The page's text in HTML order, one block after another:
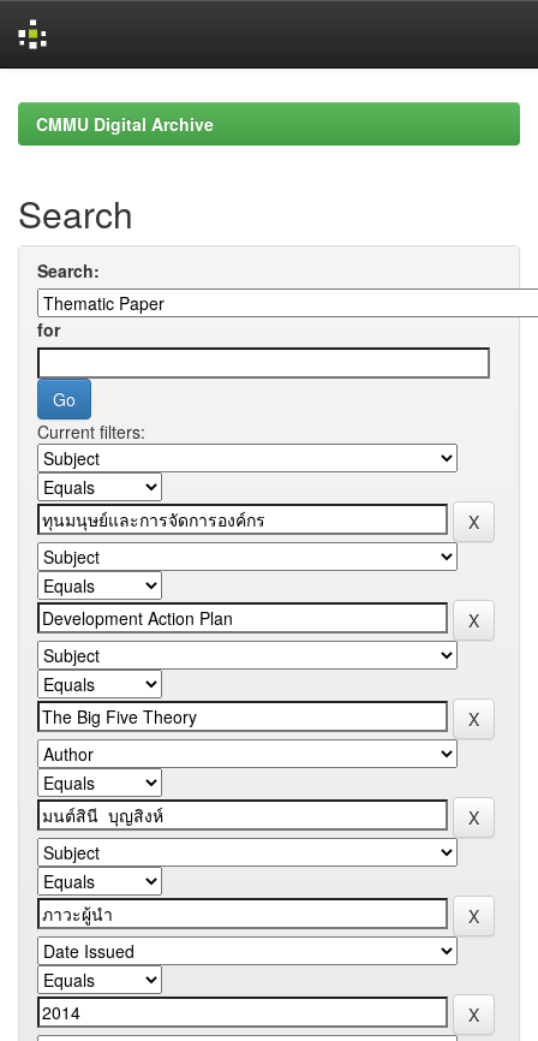
navigationCMMU Digital Archive
Search
Search:
for
Current filters: